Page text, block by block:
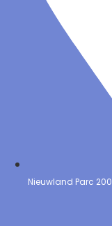
Nieuwland Parc 200